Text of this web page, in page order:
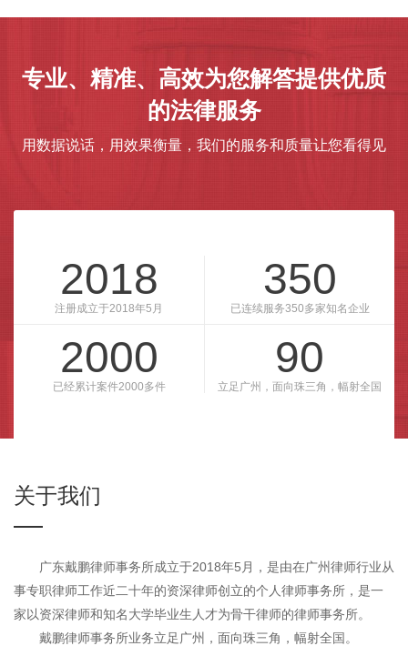
专业、精准、高效为您解答提供优质
的法律服务
用数据说话，用效果衡量，我们的服务和质量让您看得见
2018
注册成立于2018年5月
350
已连续服务350多家知名企业
2000
已经累计案件2000多件
90
立足广州，面向珠三角，幅射全国
关于我们
广东戴鹏律师事务所成立于2018年5月，是由在广州律师行业从
事专职律师工作近二十年的资深律师创立的个人律师事务所，是一
家以资深律师和知名大学毕业生人才为骨干律师的律师事务所。
戴鹏律师事务所业务立足广州，面向珠三角，幅射全国。